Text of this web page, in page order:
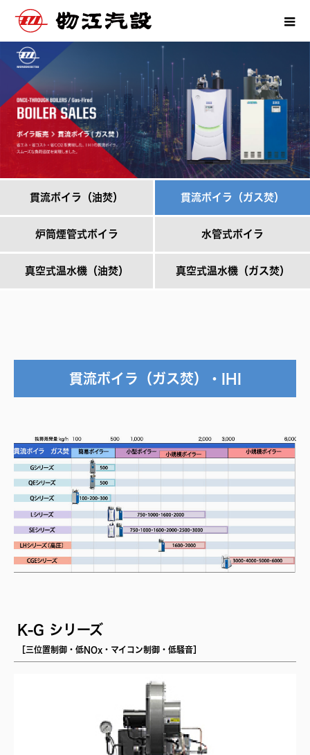
貫流ボイラ（油焚） 貫流ボイラ（ガス焚）
炉筒煙管式ボイラ 水管式ボイラ
真空式温水機（油焚） 真空式温水機（ガス焚）
貫流ボイラ（ガス焚）・IHI
K-G シリーズ
［三位置制御・低NOx・マイコン制御・低騒音］